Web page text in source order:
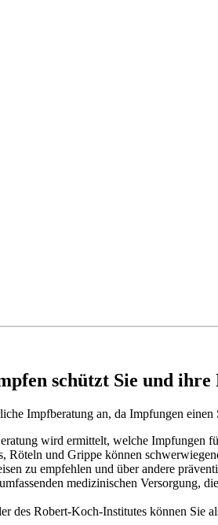
schützt Sie und
Impfberatung an, da Impfungen
wird ermittelt, welche Impfungen
Röteln und Grippe können
zu empfehlen und über andere
medizinischen Versorgung,
des Robert-Koch-Institutes können Sie